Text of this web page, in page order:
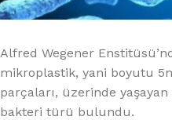
Alfred Wegener
mikroplastik, yani boyutu
parçaları, üzerinde
bakteri türü bulundu.